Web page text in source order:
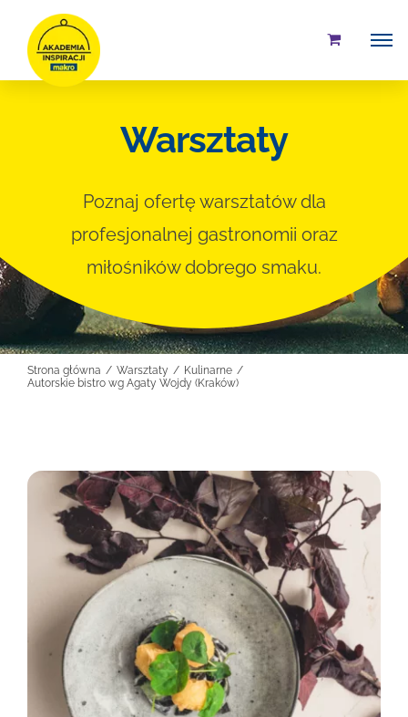
Przejdź
zawartości
Warsztaty
Poznaj ofertę warsztatów dla
profesjonalnej gastronomii oraz
miłośników dobrego smaku.
Strona główna Warsztaty
Kulinarne
Autorskie bistro wg Agaty Wojdy (Kraków)